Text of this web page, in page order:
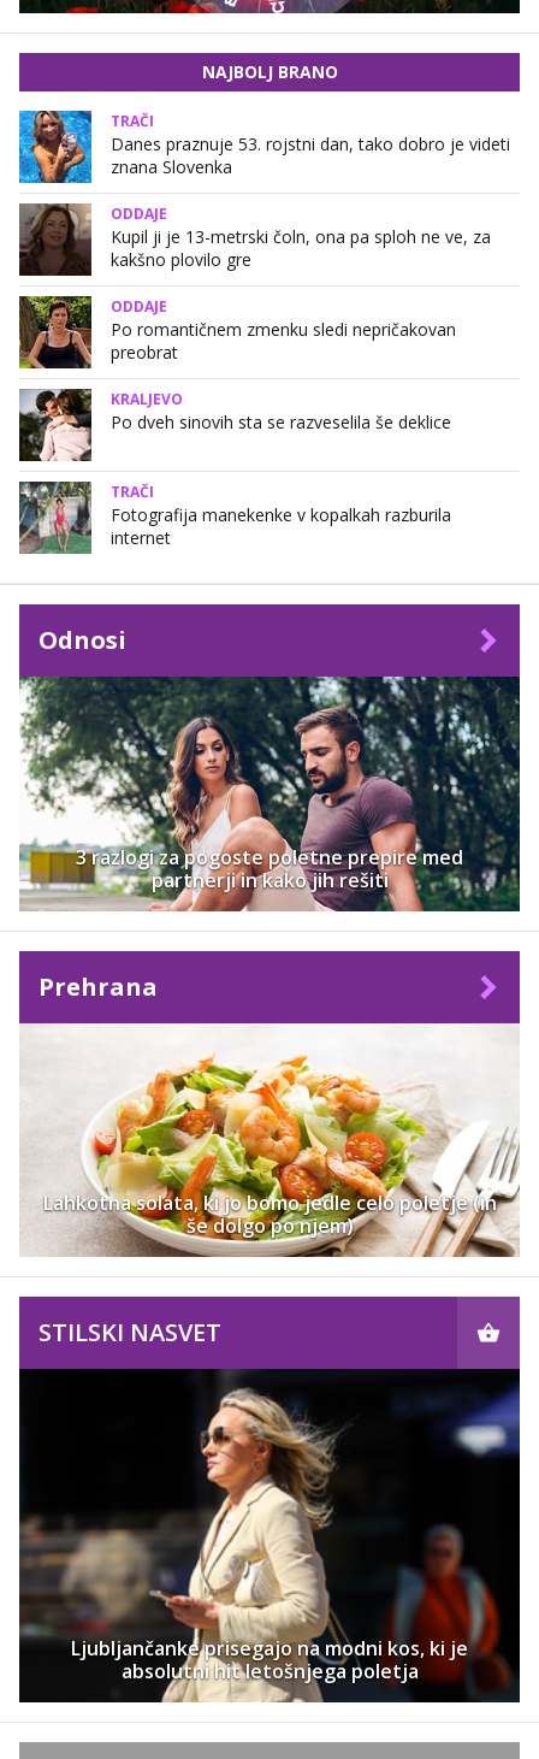
NAJBOLJ BRANO
TRAČI
Danes praznuje 53. rojstni dan, tako dobro je videti
znana Slovenka
ODDAJE
Kupil ji je 13-metrski čoln, ona pa sploh ne ve, za
kakšno plovilo gre
ODDAJE
Po romantičnem zmenku sledi nepričakovan
preobrat
KRALJEVO
Po dveh sinovih sta se razveselila še deklice
TRAČI
Fotografija manekenke v kopalkah razburila
internet
Odnosi
3 razlogi za pogoste poletne prepire med
partnerji in kako jih rešiti
Prehrana
Lahkotna solata, ki jo bomo jedle celo poletje (in
še dolgo po njem)
STILSKI NASVET
Ljubljančanke prisegajo na modni kos, ki je
absolutni hit letošnjega poletja